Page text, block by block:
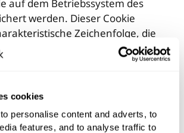
cookies
personalise content and adverts, to
features, and to analyse traffic to
auf dem Betriebssystem des
werden. Dieser Cookie
Zeichenfolge, die
Identifizierung des Browsers beim
der Website ermöglicht.
ein, um unsere Website
zu gestalten. Einige Elemente
erfordern es, dass der